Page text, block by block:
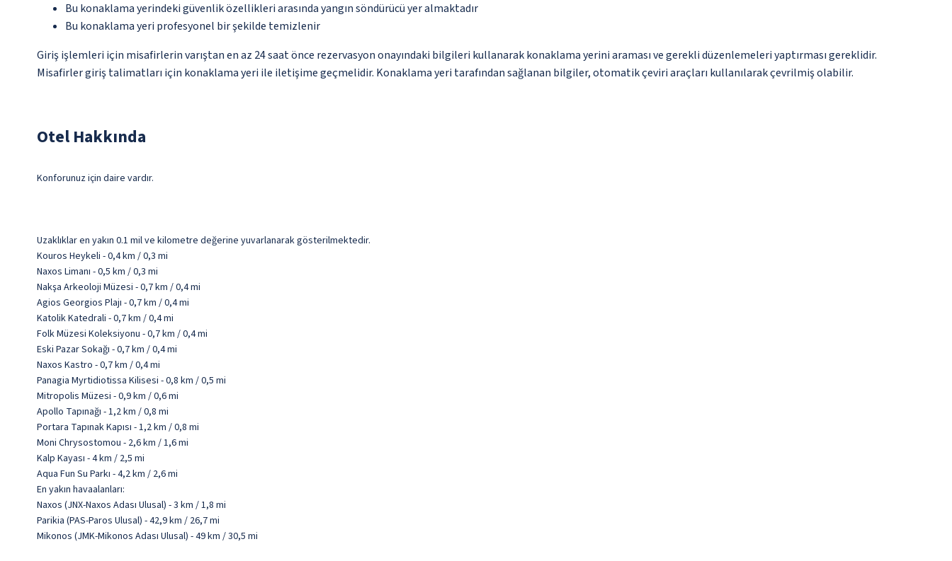
Bu konaklama yerindeki güvenlik özellikleri arasında yangın söndürücü yer almaktadır
Bu konaklama yeri profesyonel bir şekilde temizlenir
Giriş işlemleri için misafirlerin varıştan en az 24 saat önce rezervasyon onayındaki bilgileri kullanarak konaklama yerini araması ve gerekli düzenlemeleri yaptırması gereklidir.
Misafirler giriş talimatları için konaklama yeri ile iletişime geçmelidir. Konaklama yeri tarafından sağlanan bilgiler, otomatik çeviri araçları kullanılarak çevrilmiş olabilir.
Otel Hakkında
Konforunuz için daire vardır.
Uzaklıklar en yakın 0.1 mil ve kilometre değerine yuvarlanarak gösterilmektedir.
Kouros Heykeli - 0,4 km / 0,3 mi
Naxos Limanı - 0,5 km / 0,3 mi
Nakşa Arkeoloji Müzesi - 0,7 km / 0,4 mi
Agios Georgios Plajı - 0,7 km / 0,4 mi
Katolik Katedrali - 0,7 km / 0,4 mi
Folk Müzesi Koleksiyonu - 0,7 km / 0,4 mi
Eski Pazar Sokağı - 0,7 km / 0,4 mi
Naxos Kastro - 0,7 km / 0,4 mi
Panagia Myrtidiotissa Kilisesi - 0,8 km / 0,5 mi
Mitropolis Müzesi - 0,9 km / 0,6 mi
Apollo Tapınağı - 1,2 km / 0,8 mi
Portara Tapınak Kapısı - 1,2 km / 0,8 mi
Moni Chrysostomou - 2,6 km / 1,6 mi
Kalp Kayası - 4 km / 2,5 mi
Aqua Fun Su Parkı - 4,2 km / 2,6 mi
En yakın havaalanları:
Naxos (JNX-Naxos Adası Ulusal) - 3 km / 1,8 mi
Parikia (PAS-Paros Ulusal) - 42,9 km / 26,7 mi
Mikonos (JMK-Mikonos Adası Ulusal) - 49 km / 30,5 mi